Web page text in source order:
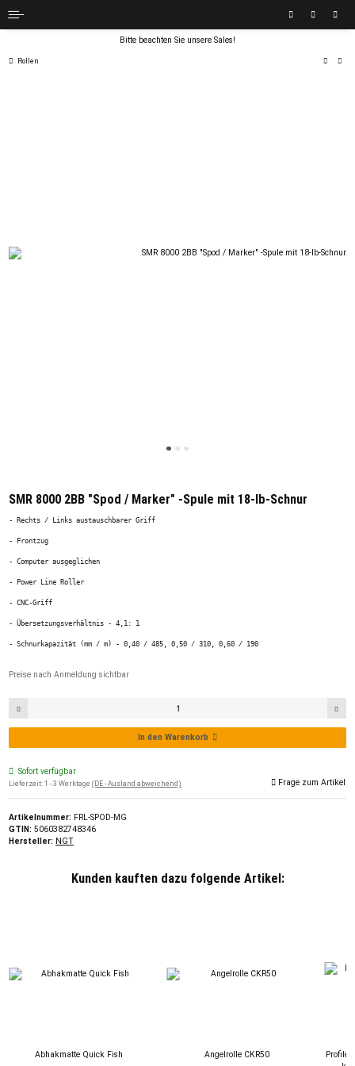
Bitte beachten Sie unsere Sales!
Rollen
SMR 8000 2BB "Spod / Marker" -Spule mit 18-lb-Schnur
- Rechts / Links austauschbarer Griff
- Frontzug
- Computer ausgeglichen
- Power Line Roller
- CNC-Griff
- Übersetzungsverhältnis - 4,1: 1
- Schnurkapazität (mm / m) - 0,40 / 485, 0,50 / 310, 0,60 / 190
Preise nach Anmeldung sichtbar
In den Warenkorb
Sofort verfügbar
Lieferzeit: 1 - 3 Werktage (DE - Ausland abweichend) Frage zum Artikel
Artikelnummer: FRL-SPOD-MG
GTIN: 5060382748346
Hersteller: NGT
Kunden kauften dazu folgende Artikel:
Abhakmatte Quick Fish Angelrolle CKR50
Profiler